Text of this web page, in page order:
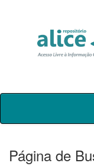
Skip
Página de